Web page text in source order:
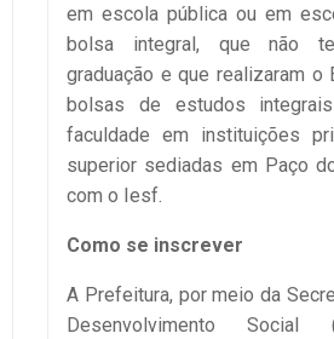
em escola pública ou em
bolsa integral, que não
graduação e que realizaram o
bolsas de estudos
faculdade em instituições
superior sediadas em Paço
com o Iesf.
Como se inscrever
A Prefeitura, por meio da
Desenvolvimento Social